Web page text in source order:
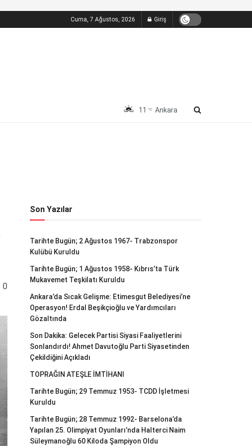
Cuma, 7 Ağustos, 2026 Giriş
11 °C Ankara
0
Son Yazılar
Tarihte Bugün; 2 Ağustos 1967- Trabzonspor
Kulübü Kuruldu
Tarihte Bugün; 1 Ağustos 1958- Kıbrıs’ta Türk
Mukavemet Teşkilatı Kuruldu
Ankara’da Sıcak Gelişme: Etimesgut Belediyesi’ne
Operasyon! Erdal Beşikçioğlu ve Yardımcıları
Gözaltında
Son Dakika: Gelecek Partisi Siyasi Faaliyetlerini
Sonlandırdı! Ahmet Davutoğlu Parti Siyasetinden
Çekildiğini Açıkladı
TOPRAĞIN ATEŞLE İMTİHANI
Tarihte Bugün; 29 Temmuz 1953- TCDD İşletmesi
Kuruldu
Tarihte Bugün; 28 Temmuz 1992- Barselona’da
Yapılan 25. Olimpiyat Oyunları’nda Halterci Naim
Süleymanoğlu 60 Kiloda Şampiyon Oldu